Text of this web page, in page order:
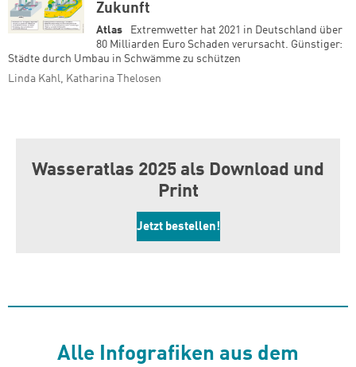
Zukunft
Atlas
Extremwetter hat 2021 in Deutschland über
80 Milliarden Euro Schaden verursacht. Günstiger:
Städte durch Umbau in Schwämme zu schützen
Linda Kahl, Katharina Thelosen
Wasseratlas 2025 als Download und
Print
Jetzt bestellen!
Alle Infografiken aus dem